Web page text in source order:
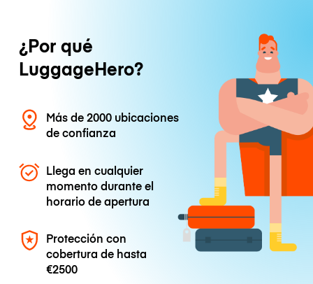
¿Por qué
LuggageHero?
Más de 2000 ubicaciones
de confianza
Llega en cualquier
momento durante el
horario de apertura
Protección con
cobertura de hasta
€2500